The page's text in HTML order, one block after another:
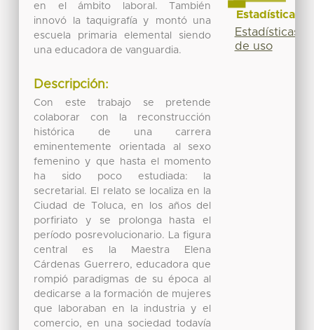
en el ámbito laboral. También
innovó la taquigrafía y montó una
escuela primaria elemental siendo
una educadora de vanguardia.
Descripción:
Con este trabajo se pretende
colaborar con la reconstrucción
histórica de una carrera
eminentemente orientada al sexo
femenino y que hasta el momento
ha sido poco estudiada: la
secretarial. El relato se localiza en la
Ciudad de Toluca, en los años del
porfiriato y se prolonga hasta el
período posrevolucionario. La figura
central es la Maestra Elena
Cárdenas Guerrero, educadora que
rompió paradigmas de su época al
dedicarse a la formación de mujeres
que laboraban en la industria y el
comercio, en una sociedad todavía
Estadísticas
Estadísticas
de uso